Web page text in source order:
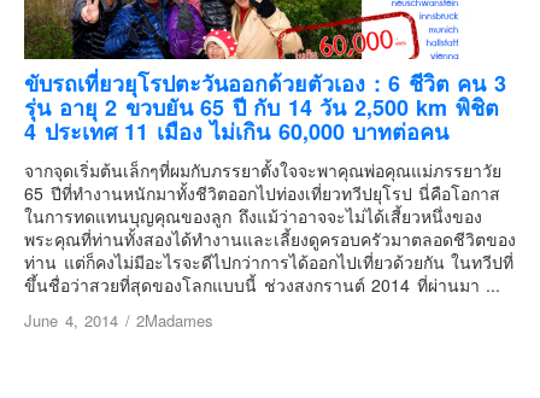
โครเอเชีย
สโลเวเนีย
มอนเตรเนโกร
บอสเนียและเฮอร์เซโกวีน่า
ญี่ปุ่น
คันโต-โตเกียวและรอบๆ
คันไซ-โอซาก้า เกียวโต
คิวชู – ฟุกุโอกะ ซางะ เปปปุ ยุฟุอิน นางาซากิ
ฟูจิ
ขับรถเที่ยวยุโรปตะวันออกด้วยตัวเอง : 6 ชีวิต คน 3
รุ่น อายุ 2 ขวบยัน 65 ปี กับ 14 วัน 2,500 km พิชิต
4 ประเทศ 11 เมือง ไม่เกิน 60,000 บาทต่อคน
จากจุดเริ่มต้นเล็กๆที่ผมกับภรรยาตั้งใจจะพาคุณพ่อคุณแม่ภรรยาวัย
65 ปีที่ทำงานหนักมาทั้งชีวิตออกไปท่องเที่ยวทวีปยุโรป นี่คือโอกาส
ในการทดแทนบุญคุณของลูก ถึงแม้ว่าอาจจะไม่ได้เสี้ยวหนึ่งของ
พระคุณที่ท่านทั้งสองได้ทำงานและเลี้ยงดูครอบครัวมาตลอดชีวิตของ
ท่าน แต่ก็คงไม่มีอะไรจะดีไปกว่าการได้ออกไปเที่ยวด้วยกัน ในทวีปที่
ขึ้นชื่อว่าสวยที่สุดของโลกแบบนี้ ช่วงสงกรานต์ 2014 ที่ผ่านมา ...
June 4, 2014 / 2Madames